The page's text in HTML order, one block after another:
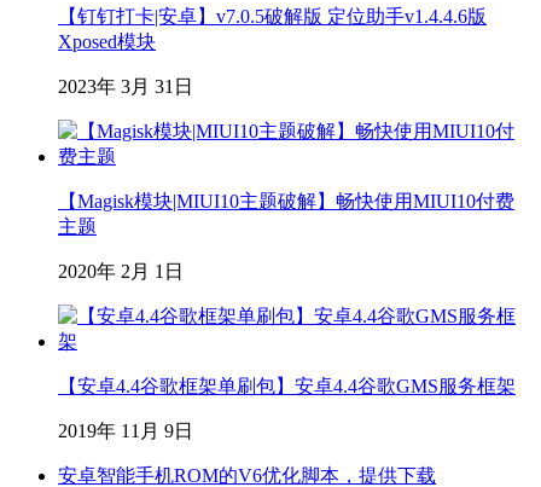
【钉钉打卡|安卓】v7.0.5破解版 定位助手v1.4.4.6版
Xposed模块
2023年 3月 31日
【Magisk模块|MIUI10主题破解】畅快使用MIUI10付费
主题
2020年 2月 1日
【安卓4.4谷歌框架单刷包】安卓4.4谷歌GMS服务框架
2019年 11月 9日
安卓智能手机ROM的V6优化脚本，提供下载